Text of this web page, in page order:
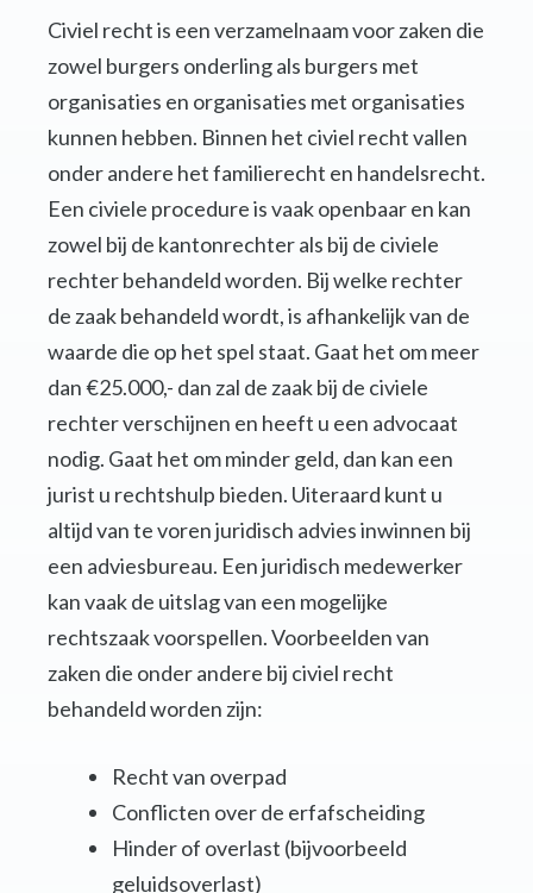
Civiel recht is een verzamelnaam voor zaken die
zowel burgers onderling als burgers met
organisaties en organisaties met organisaties
kunnen hebben. Binnen het civiel recht vallen
onder andere het familierecht en handelsrecht.
Een civiele procedure is vaak openbaar en kan
zowel bij de kantonrechter als bij de civiele
rechter behandeld worden. Bij welke rechter
de zaak behandeld wordt, is afhankelijk van de
waarde die op het spel staat. Gaat het om meer
dan €25.000,- dan zal de zaak bij de civiele
rechter verschijnen en heeft u een advocaat
nodig. Gaat het om minder geld, dan kan een
jurist u rechtshulp bieden. Uiteraard kunt u
altijd van te voren juridisch advies inwinnen bij
een adviesbureau. Een juridisch medewerker
kan vaak de uitslag van een mogelijke
rechtszaak voorspellen. Voorbeelden van
zaken die onder andere bij civiel recht
behandeld worden zijn:
Recht van overpad
Conflicten over de erfafscheiding
Hinder of overlast (bijvoorbeeld
geluidsoverlast)